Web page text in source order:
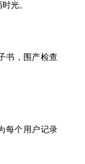
光。
书，围产检查
每个用户记录